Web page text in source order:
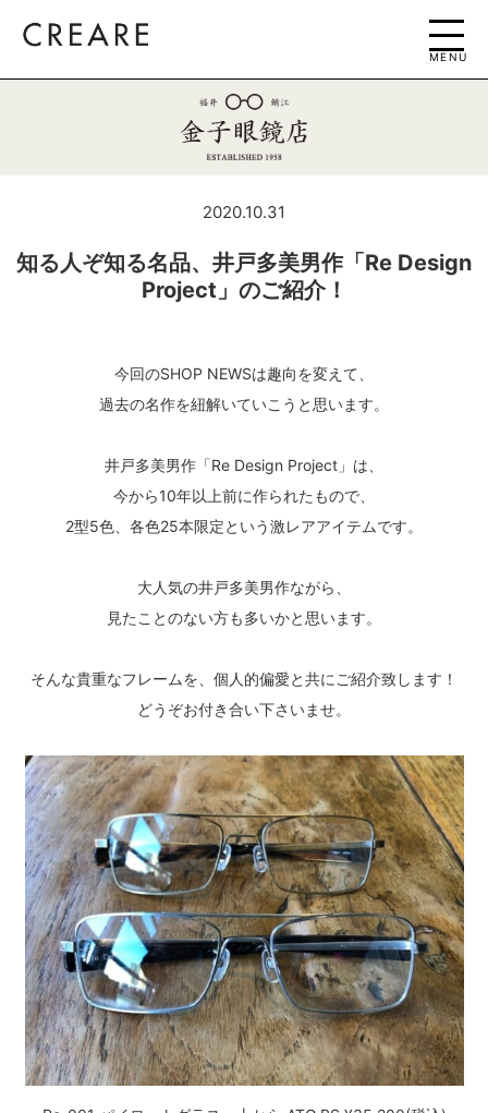
MENU
2020.10.31
知る人ぞ知る名品、井戸多美男作「Re Design
Project」のご紹介！
今回のSHOP NEWSは趣向を変えて、
過去の名作を紐解いていこうと思います。
井戸多美男作「Re Design Project」は、
今から10年以上前に作られたもので、
2型5色、各色25本限定という激レアアイテムです。
大人気の井戸多美男作ながら、
見たことのない方も多いかと思います。
そんな貴重なフレームを、個人的偏愛と共にご紹介致します！
どうぞお付き合い下さいませ。